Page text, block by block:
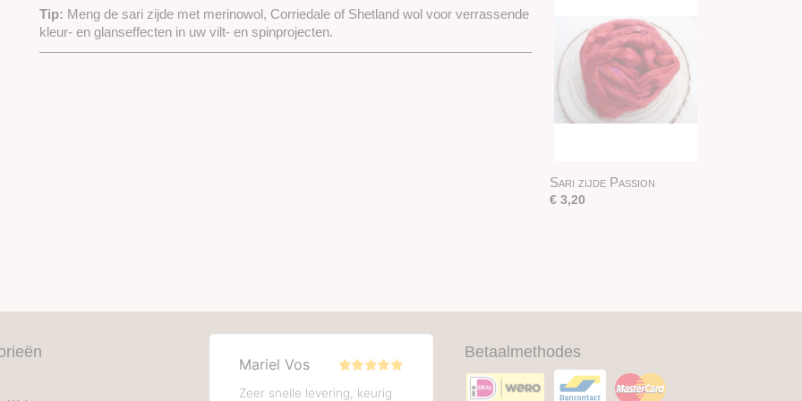
Tip: Meng de sari zijde met merinowol, Corriedale of Shetland wol voor verrassende
kleur- en glanseffecten in uw vilt- en spinprojecten.
Sari zijde Passion
€ 3,20
Betaalmethodes